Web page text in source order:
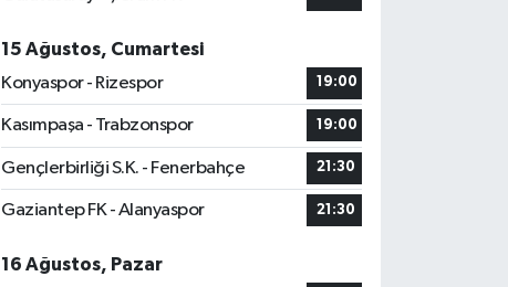
15 Ağustos, Cumartesi
Konyaspor - Rizespor
19:00
Kasımpaşa - Trabzonspor 19:00
Gençlerbirliği S.K. - Fenerbahçe 21:30
Gaziantep FK - Alanyaspor 21:30
16 Ağustos, Pazar